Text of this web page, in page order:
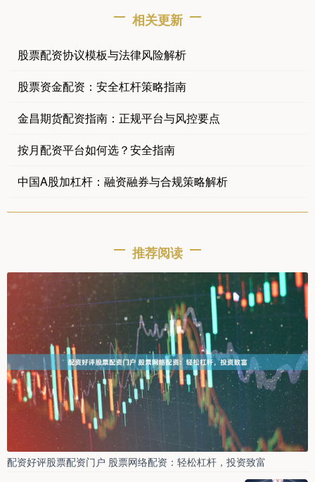
相关更新
股票配资协议模板与法律风险解析
股票资金配资：安全杠杆策略指南
金昌期货配资指南：正规平台与风控要点
按月配资平台如何选？安全指南
中国A股加杠杆：融资融券与合规策略解析
推荐阅读
配资好评股票配资门户 股票网络配资：轻松杠杆，投资致富